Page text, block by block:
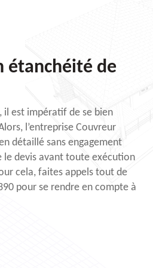
étanchéité de
est impératif de se bien
l’entreprise Couvreur
détaillé sans engagement
le devis avant toute exécution
cela, faites appels tout de
pour se rendre en compte à